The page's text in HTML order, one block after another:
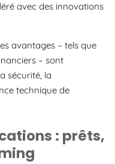
avec des innovations
avantages – tels que
– sont
sécurité, la
technique de
: prêts,